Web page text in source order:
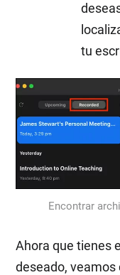
tu
Encontrar
Ahora que tienes
deseado,